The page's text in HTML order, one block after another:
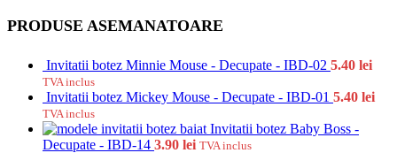
PRODUSE ASEMANATOARE
Invitatii botez Minnie Mouse - Decupate - IBD-02 5.40 lei
TVA inclus
Invitatii botez Mickey Mouse - Decupate - IBD-01 5.40 lei
TVA inclus
Invitatii botez Baby Boss -
Decupate - IBD-14 3.90 lei TVA inclus